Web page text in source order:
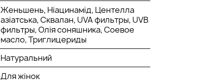
Женьшень, Ніацинамід, Центелла
азіатська, Сквалан, UVA фильтры, UVB
фильтры, Олія соняшника, Соевое
масло, Триглицериды
Натуральний
Для жінок